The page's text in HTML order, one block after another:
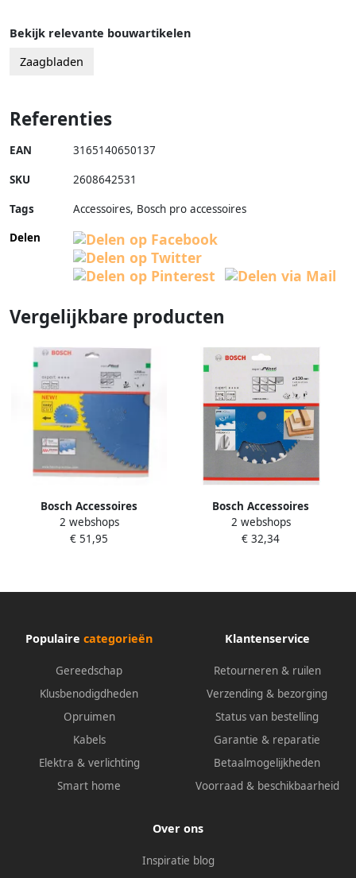
Bekijk relevante bouwartikelen
Zaagbladen
Referenties
EAN 3165140650137
SKU 2608642531
Tags
Accessoires, Bosch pro accessoires
Delen
Vergelijkbare producten
Bosch Accessoires
Cirkelzaagblad expert for
Wood 210x30x2.4 1.8x48 T
2 webshops
€ 51,95
Bosch Accessoires
Cirkelzaagblad expert for
Wood 130x20x2.4 1.6x24 T
2 webshops
€ 32,34
Populaire categorieën
Gereedschap
Klusbenodigdheden
Opruimen
Kabels
Elektra & verlichting
Smart home
Klantenservice
Retourneren & ruilen
Verzending & bezorging
Status van bestelling
Garantie & reparatie
Betaalmogelijkheden
Voorraad & beschikbaarheid
Over ons
Inspiratie blog